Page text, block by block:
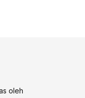
oleh